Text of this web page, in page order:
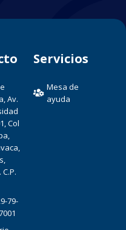
Av.
Col
79-
Servicios
Mesa de
ayuda